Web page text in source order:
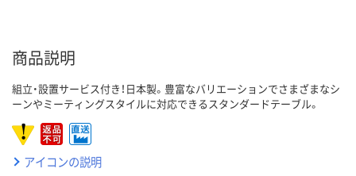
商品説明
組立・設置サービス付き！日本製。豊富なバリエーションでさまざまなシ
ーンやミーティングスタイルに対応できるスタンダードテーブル。
アイコンの説明